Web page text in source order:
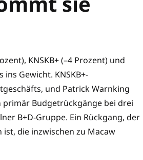
KNSKB+ (–4 Prozent) und
Gewicht. KNSKB+-
und Patrick Warnking
Budgetrückgänge bei drei
B+D-Gruppe. Ein Rückgang, der
die inzwischen zu Macaw